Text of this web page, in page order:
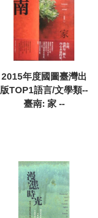
2015年度國圖臺灣出
版TOP1語言/文學類--
臺南: 家 --